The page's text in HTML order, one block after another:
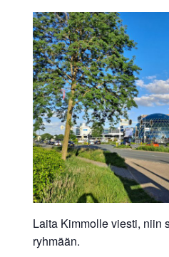
Laita Kimmolle viesti, niin
ryhmään.